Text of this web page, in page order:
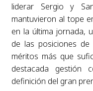
liderar Sergio y
mantuvieron al tope
en la última jornada,
de las posiciones de
méritos más que
destacada gestión
definición del gran